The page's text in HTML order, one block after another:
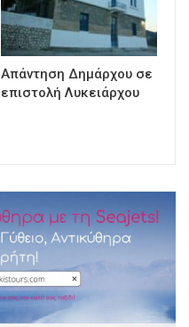
Απάντηση Δημάρχου σε
επιστολή Λυκειάρχου